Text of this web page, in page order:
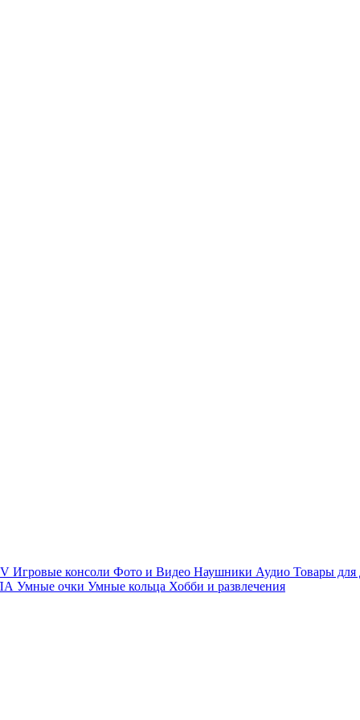
Игровые консоли Фото и Видео Наушники Аудио Товары для
Умные очки Умные кольца Хобби и развлечения